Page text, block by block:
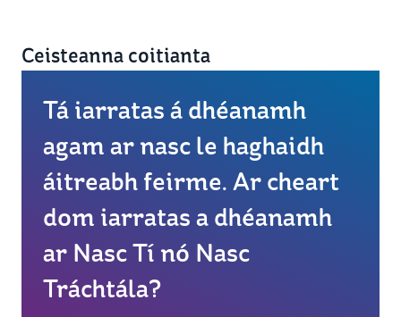
Ceisteanna coitianta
Tá iarratas á dhéanamh
agam ar nasc le haghaidh
áitreabh feirme. Ar cheart
dom iarratas a dhéanamh
ar Nasc Tí nó Nasc
Tráchtála?